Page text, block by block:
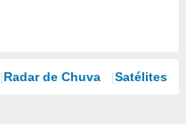
Radar de Chuva Satélites